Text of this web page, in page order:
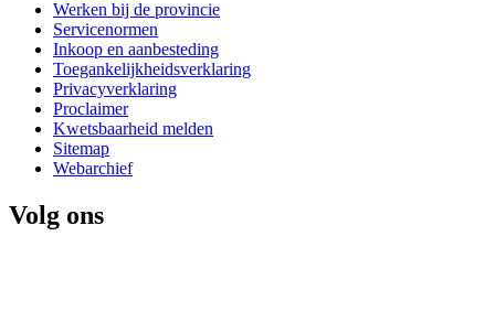
Werken bij de provincie
Servicenormen
Inkoop en aanbesteding
Toegankelijkheidsverklaring
Privacyverklaring
Proclaimer
Kwetsbaarheid melden
Sitemap
Webarchief
Volg ons